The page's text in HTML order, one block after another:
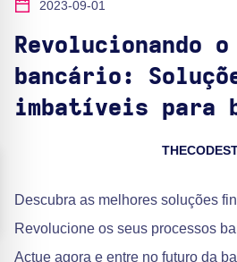
2023-09-01
Revolucionando
bancário:
imbatíveis para
Descubra as melhores soluções
Revolucione os seus processos
Actue agora e entre no futuro da